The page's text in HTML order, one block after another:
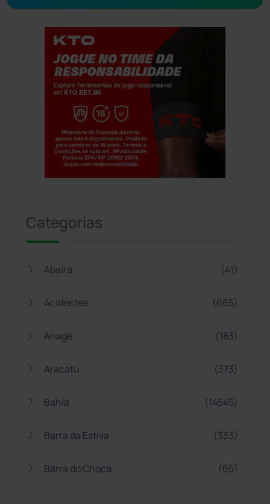
Categorias
Abaíra (41)
Acidentes (665)
Anagé (183)
Aracatu (373)
Bahia (14545)
Barra da Estiva (333)
Barra do Choça (65)